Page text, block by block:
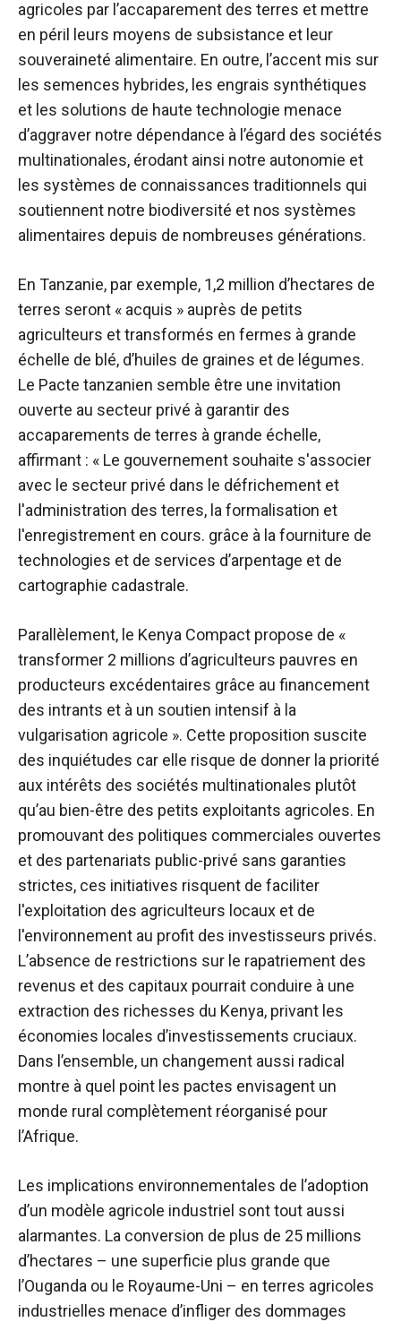
agricoles par l’accaparement des terres et mettre
en péril leurs moyens de subsistance et leur
souveraineté alimentaire. En outre, l’accent mis sur
les semences hybrides, les engrais synthétiques
et les solutions de haute technologie menace
d’aggraver notre dépendance à l’égard des sociétés
multinationales, érodant ainsi notre autonomie et
les systèmes de connaissances traditionnels qui
soutiennent notre biodiversité et nos systèmes
alimentaires depuis de nombreuses générations.
En Tanzanie, par exemple, 1,2 million d’hectares de
terres seront « acquis » auprès de petits
agriculteurs et transformés en fermes à grande
échelle de blé, d’huiles de graines et de légumes.
Le Pacte tanzanien semble être une invitation
ouverte au secteur privé à garantir des
accaparements de terres à grande échelle,
affirmant : « Le gouvernement souhaite s'associer
avec le secteur privé dans le défrichement et
l'administration des terres, la formalisation et
l'enregistrement en cours. grâce à la fourniture de
technologies et de services d’arpentage et de
cartographie cadastrale.
Parallèlement, le Kenya Compact propose de «
transformer 2 millions d’agriculteurs pauvres en
producteurs excédentaires grâce au financement
des intrants et à un soutien intensif à la
vulgarisation agricole ». Cette proposition suscite
des inquiétudes car elle risque de donner la priorité
aux intérêts des sociétés multinationales plutôt
qu’au bien-être des petits exploitants agricoles. En
promouvant des politiques commerciales ouvertes
et des partenariats public-privé sans garanties
strictes, ces initiatives risquent de faciliter
l'exploitation des agriculteurs locaux et de
l'environnement au profit des investisseurs privés.
L’absence de restrictions sur le rapatriement des
revenus et des capitaux pourrait conduire à une
extraction des richesses du Kenya, privant les
économies locales d’investissements cruciaux.
Dans l’ensemble, un changement aussi radical
montre à quel point les pactes envisagent un
monde rural complètement réorganisé pour
l’Afrique.
Les implications environnementales de l’adoption
d’un modèle agricole industriel sont tout aussi
alarmantes. La conversion de plus de 25 millions
d’hectares – une superficie plus grande que
l’Ouganda ou le Royaume-Uni – en terres agricoles
industrielles menace d’infliger des dommages